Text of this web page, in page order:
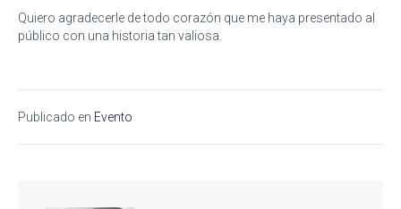
Quiero agradecerle de todo corazón que me haya presentado al
público con una historia tan valiosa.
Publicado en Evento